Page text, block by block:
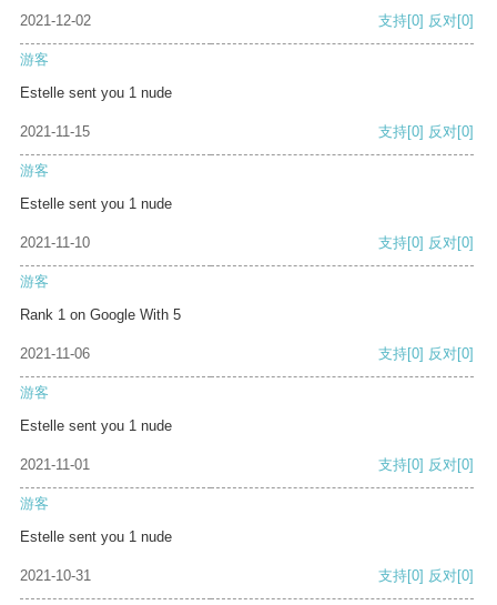
2021-12-02 支持[0] 反对[0]
游客
Estelle sent you 1 nude
2021-11-15 支持[0] 反对[0]
游客
Estelle sent you 1 nude
2021-11-10 支持[0] 反对[0]
游客
Rank 1 on Google With 5
2021-11-06 支持[0] 反对[0]
游客
Estelle sent you 1 nude
2021-11-01 支持[0] 反对[0]
游客
Estelle sent you 1 nude
2021-10-31 支持[0] 反对[0]